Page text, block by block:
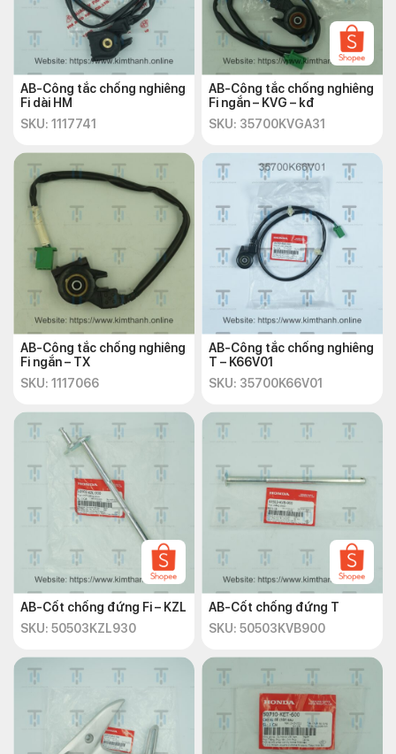
AB-Công tắc chống nghiêng
Fi dài HM
SKU: 1117741
AB-Công tắc chống nghiêng
Fi ngắn – KVG – kđ
SKU: 35700KVGA31
AB-Công tắc chống nghiêng
Fi ngắn – TX
SKU: 1117066
AB-Công tắc chống nghiêng
T – K66V01
SKU: 35700K66V01
AB-Cốt chống đứng Fi – KZL
SKU: 50503KZL930
AB-Cốt chống đứng T
SKU: 50503KVB900